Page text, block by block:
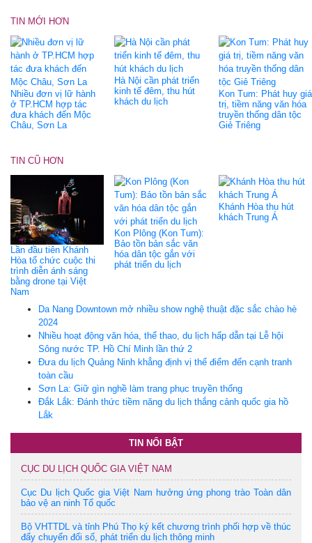
TIN MỚI HƠN
Nhiều đơn vị lữ hành
ở TP.HCM hợp tác
đưa khách đến Mộc
Châu, Sơn La
Hà Nội cần phát triển
kinh tế đêm, thu hút
khách du lịch
Kon Tum: Phát huy giá
trị, tiềm năng văn hóa
truyền thống dân tộc
Giẻ Triêng
TIN CŨ HƠN
Lần đầu tiên Khánh
Hòa tổ chức cuộc thi
trình diễn ánh sáng
bằng drone tại Việt
Nam
Kon Plông (Kon Tum):
Bảo tồn bản sắc văn
hóa dân tộc gắn với
phát triển du lịch
Khánh Hòa thu hút
khách Trung Á
Da Nang Downtown mở nhiều show nghệ thuật đặc sắc chào hè
2024
Nhiều hoạt động văn hóa, thể thao, du lịch hấp dẫn tại Lễ hội
Sông nước TP. Hồ Chí Minh lần thứ 2
Đưa du lịch Quảng Ninh khẳng định vị thế điểm đến cạnh tranh
toàn cầu
Sơn La: Giữ gìn nghề làm trang phục truyền thống
Đắk Lắk: Đánh thức tiềm năng du lịch thắng cảnh quốc gia hồ
Lắk
TIN NỔI BẬT
CỤC DU LỊCH QUỐC GIA VIỆT NAM
Cục Du lịch Quốc gia Việt Nam hưởng ứng phong trào Toàn dân
bảo vệ an ninh Tổ quốc
Bộ VHTTDL và tỉnh Phú Thọ ký kết chương trình phối hợp về thúc
đẩy chuyển đổi số, phát triển du lịch thông minh